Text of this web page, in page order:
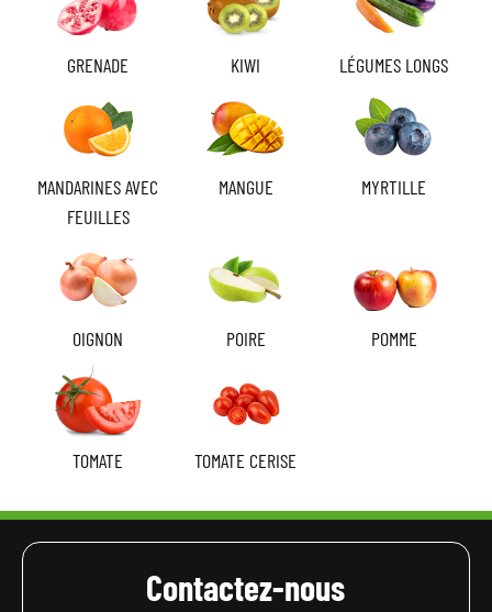
GRENADE KIWI LÉGUMES LONGS
MANDARINES AVEC
FEUILLES
MANGUE MYRTILLE
OIGNON POIRE POMME
TOMATE TOMATE CERISE
Contactez-nous